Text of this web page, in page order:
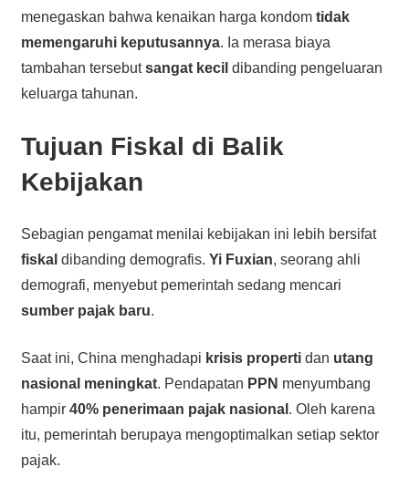
menegaskan bahwa kenaikan harga kondom tidak
memengaruhi keputusannya. Ia merasa biaya
tambahan tersebutsangat kecil dibanding pengeluaran
keluarga tahunan.
Tujuan Fiskal di Balik
Kebijakan
Sebagian pengamat menilai kebijakan ini lebih bersifat
fiskal dibanding demografis. Yi Fuxian, seorang ahli
demografi, menyebut pemerintah sedang mencari
sumber pajak baru.
Saat ini, China menghadapi krisis propertidan utang
nasional meningkat. Pendapatan PPN menyumbang
hampir 40% penerimaan pajak nasional . Oleh karena
itu, pemerintah berupaya mengoptimalkan setiap sektor
pajak.